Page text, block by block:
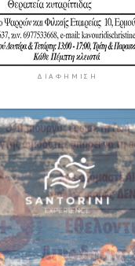
ΔΙΑΦΉΜΙΣΗ